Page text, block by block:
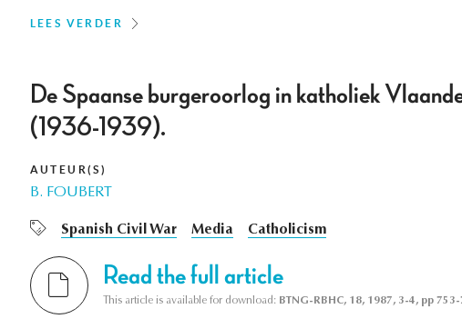
LEES VERDER
De Spaanse burgeroorlog in katholiek
(1936-1939).
AUTEUR(S)
B. FOUBERT
Spanish Civil War Media Catholicism
Read the full article
This article is available for download: BTNG-RBHC, 18, 1987, 3-4, pp